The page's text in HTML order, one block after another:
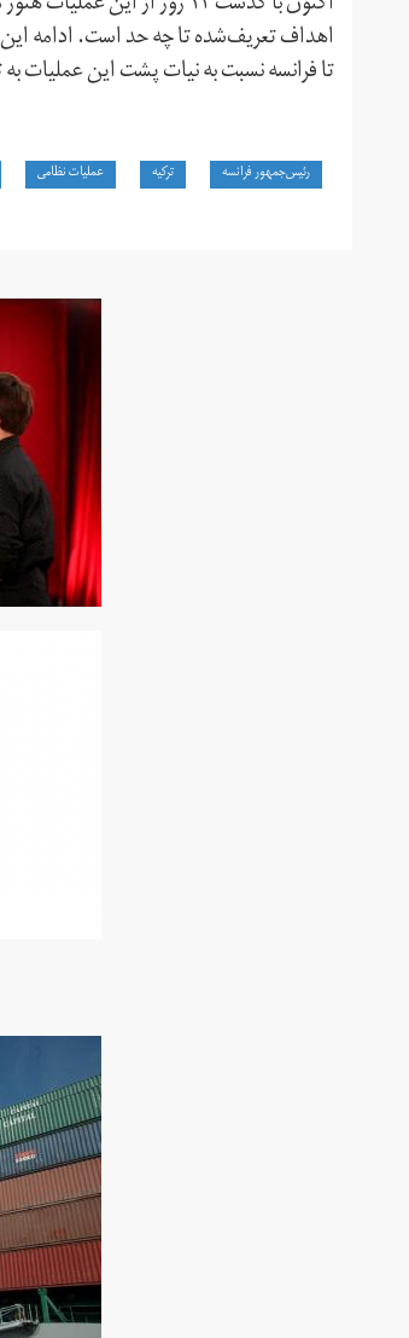
اهداف تعریف‌شده تا چه حد است. ادامه
تا فرانسه نسبت به نیات پشت این عملیات
رئیس‌جمهور فرانسه ترکیه عملیات نظامی